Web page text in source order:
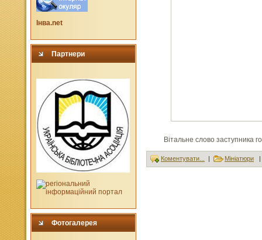
Інва.net
Партнери
Фотогалерея
Вітальне слово заступника
Коментувати... | Мініатюри |